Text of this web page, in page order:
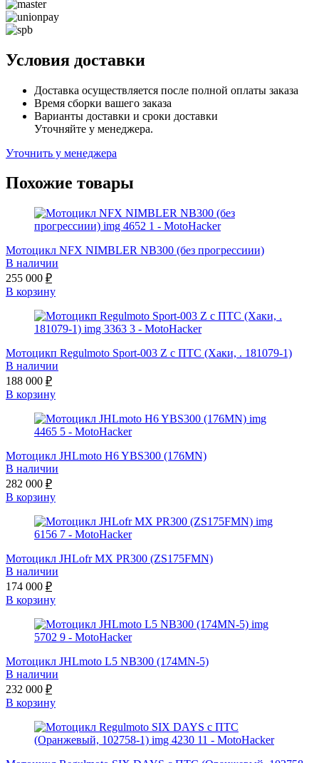
Условия доставки
Доставка осуществляется после полной оплаты заказа
Время сборки вашего заказа
Варианты доставки и сроки доставки
Уточняйте у менеджера.
Уточнить у менеджера
Похожие товары
Мотоцикл NFX NIMBLER NB300 (без прогрессиии)
В наличии
255 000 ₽
В корзину
Мотоцикп Regulmoto Sport-003 Z с ПТС (Хаки, . 181079-1)
В наличии
188 000 ₽
В корзину
Мотоцикл JHLmoto H6 YBS300 (176MN)
В наличии
282 000 ₽
В корзину
Мотоцикл JHLofr MX PR300 (ZS175FMN)
В наличии
174 000 ₽
В корзину
Мотоцикл JHLmoto L5 NB300 (174MN-5)
В наличии
232 000 ₽
В корзину